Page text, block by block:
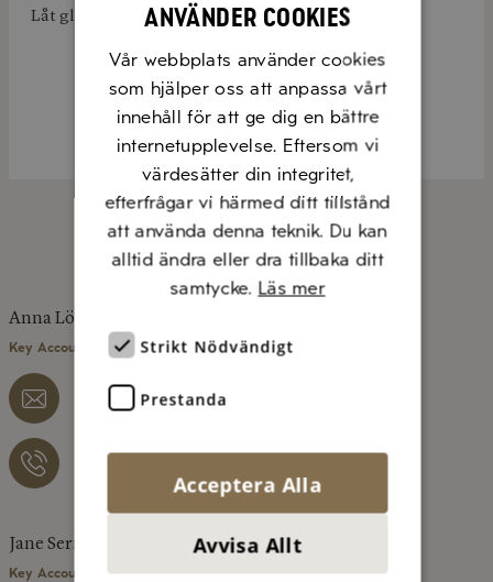
Låt glazen ”bränna” in lite.
KONTAKTA OSS
Anna Löfgren
Key Account Manager, Region Mellan/Norr
anna.lofgren@diluca.se
Jane Sernemo
Key Account Manager, Region Väst/Syd
använder cookies
Vår webbplats använder cookies
som hjälper oss att anpassa vårt
innehåll för att ge dig en bättre
internetupplevelse. Eftersom vi
värdesätter din integritet,
efterfrågar vi härmed ditt tillstånd
att använda denna teknik. Du kan
alltid ändra eller dra tillbaka ditt
samtycke. Läs mer
Strikt Nödvändigt
Prestanda
Acceptera Alla
Avvisa Allt